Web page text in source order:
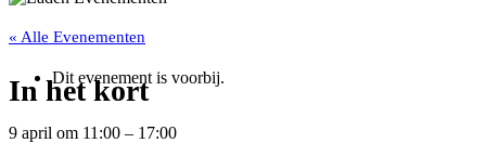
« Alle Evenementen
Dit evenement is voorbij.
In het kort
9 april om 11:00 – 17:00